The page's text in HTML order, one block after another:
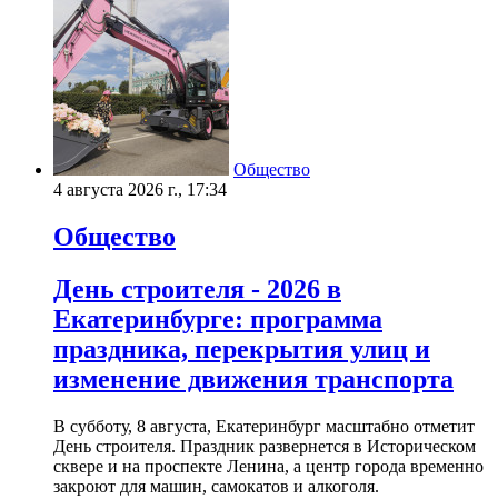
Общество
4 августа 2026 г., 17:34
Общество
День строителя - 2026 в
Екатеринбурге: программа
праздника, перекрытия улиц и
изменение движения транспорта
В субботу, 8 августа, Екатеринбург масштабно отметит
День строителя. Праздник развернется в Историческом
сквере и на проспекте Ленина, а центр города временно
закроют для машин, самокатов и алкоголя.